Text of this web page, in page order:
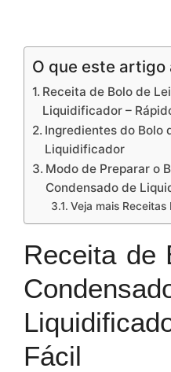
O que este artigo
Receita de Bolo de
Liquidificador –
Ingredientes do Bolo
Liquidificador
Modo de Preparar o
Condensado de
Veja mais Receitas
Receita de
Fácil